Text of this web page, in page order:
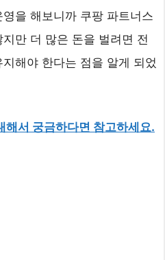
을 해보니까 쿠팡 파트너스
만 더 많은 돈을 벌려면 전
해야 한다는 점을 알게 되었
서 궁금하다면 참고하세요.